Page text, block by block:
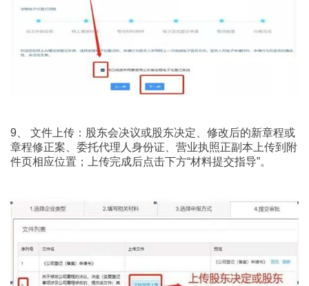
9、 文件上传：股东会决议或股东决定、修改后的新章程或
章程修正案、委托代理人身份证、营业执照正副本上传到附
件页相应位置；上传完成后点击下方“材料提交指导”。